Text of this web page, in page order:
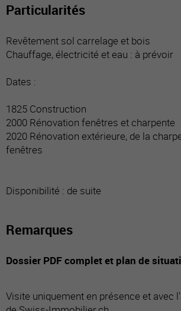
Particularités
Revêtement sol carrelage et bois
Chauffage, électricité et eau : à prévoir
Dates :
1825 Construction
2000 Rénovation fenêtres et charpente
2020 Rénovation extérieure, de la
fenêtres
Disponibilité : de suite
Remarques
Dossier PDF complet et plan de
Visite uniquement en présence et avec